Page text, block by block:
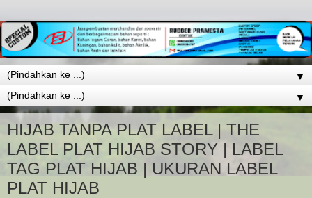
▼
▼
HIJAB TANPA PLAT LABEL | THE
LABEL PLAT HIJAB STORY | LABEL
TAG PLAT HIJAB | UKURAN LABEL
PLAT HIJAB